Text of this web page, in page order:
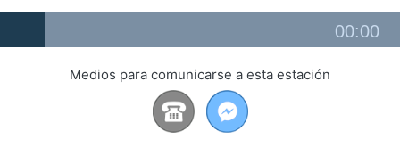
Player
00:00
Medios para comunicarse a esta estación